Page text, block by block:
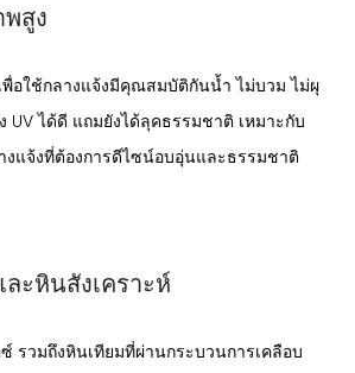
สูง
อใช้กลางแจ้งมีคุณสมบัติกันน้ำ ไม่บวม ไม่ผุ
UV ได้ดี แถมยังได้ลุคธรรมชาติ เหมาะกับ
งแจ้งที่ต้องการดีไซน์อบอุ่นและธรรมชาติ
ะหินสังเคราะห์
รวมถึงหินเทียมที่ผ่านกระบวนการเคลือบ